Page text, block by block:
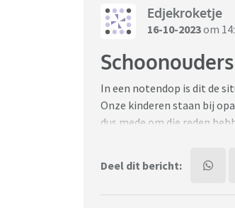
Edjekroketje
16-10-2023om
In een notendop is dit de
Onze kinderen staan bij
dus mede om die reden
het niet anders kan. Man
Deel dit bericht: